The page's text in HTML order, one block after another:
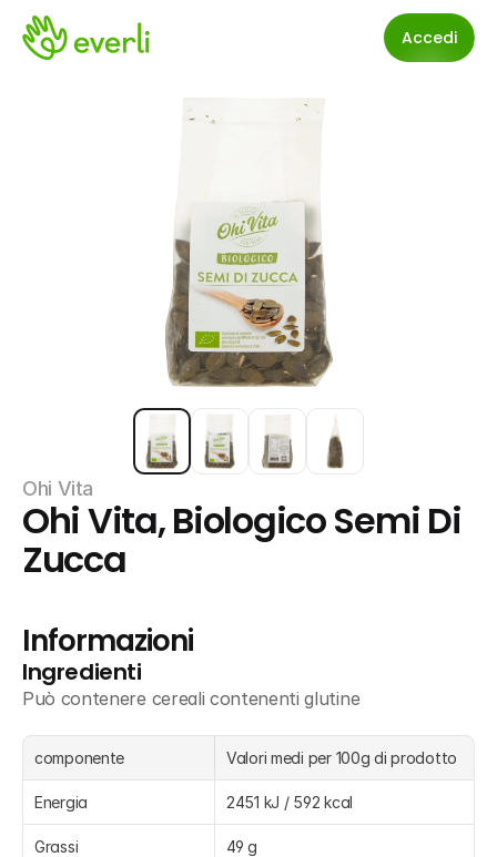
Accedi
Ohi Vita
Ohi Vita, Biologico Semi Di
Zucca
Informazioni
Ingredienti
Può contenere cereali contenenti glutine
componente Valori medi per 100g di prodotto
Energia 2451 kJ / 592 kcal
Grassi 49 g